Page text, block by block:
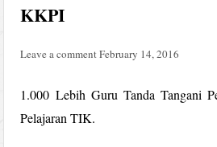
KKPI
Leave a comment February 14, 2016
1.000 Lebih Guru Tanda Tangani
Pelajaran TIK.